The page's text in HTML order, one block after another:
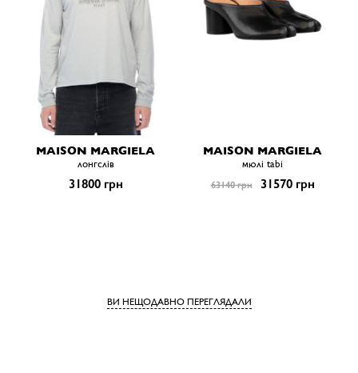
MAISON MARGIELA
лонгслів
31800 грн
MAISON MARGIELA
мюлі tabi
63140 грн 31570 грн
ВИ НЕЩОДАВНО ПЕРЕГЛЯДАЛИ